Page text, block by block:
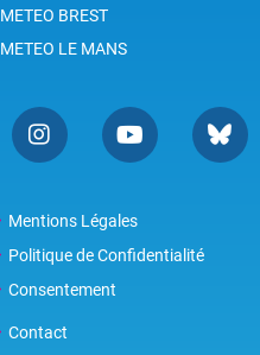
METEO BREST
METEO LE MANS
Mentions Légales
Politique de Confidentialité
Consentement
Contact